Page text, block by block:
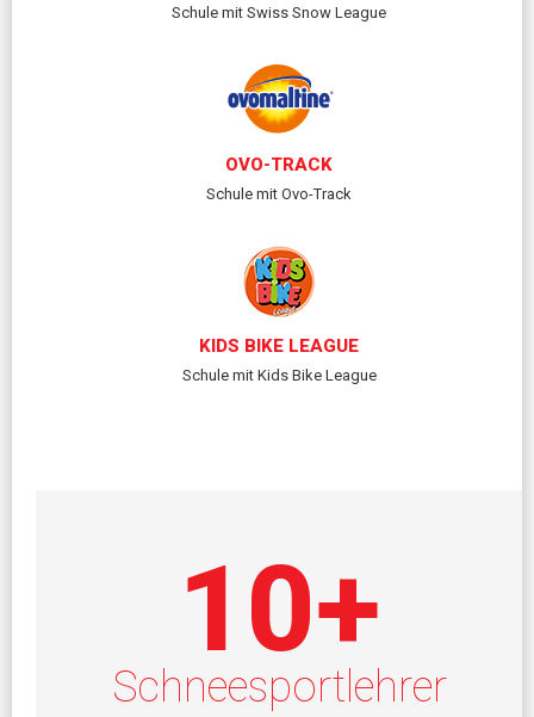
Schule mit Swiss Snow League
OVO-TRACK
Schule mit Ovo-Track
KIDS BIKE LEAGUE
Schule mit Kids Bike League
Schneesportlehrer
10+